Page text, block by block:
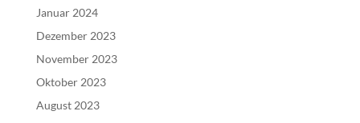
Januar 2024
Dezember 2023
November 2023
Oktober 2023
August 2023